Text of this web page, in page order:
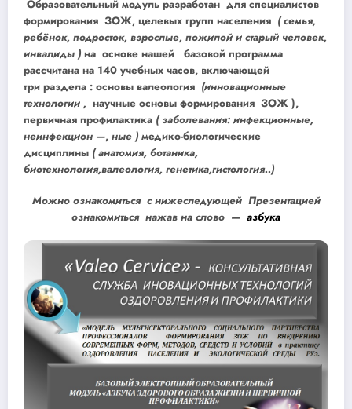
Образовательный модуль разработан для специалистов
формирования ЗОЖ, целевых групп населения ( семья,
ребёнок, подросток, взрослые, пожилой и старый человек,
инвалиды ) на основе нашей базовой программа
рассчитана на 140 учебных часов, включающей
три раздела : основы валеология (инновационные
технологии , научные основы формирования ЗОЖ ),
первичная профилактика ( заболевания: инфекционные,
неинфекцион —, ные ) медико-биологические
дисциплины ( анатомия, ботаника,
биотехнология,валеология, генетика,гистология..)
Можно ознакомиться с нижеследующей Презентацией
ознакомиться нажав на слово — азбука